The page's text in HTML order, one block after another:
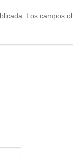
Los campos